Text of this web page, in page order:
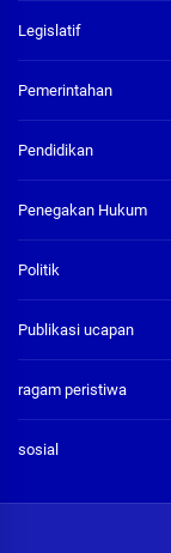
Legislatif
Pemerintahan
Pendidikan
Penegakan Hukum
Politik
Publikasi ucapan
ragam peristiwa
sosial